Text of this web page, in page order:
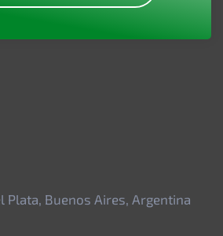
Plata, Buenos Aires, Argentina